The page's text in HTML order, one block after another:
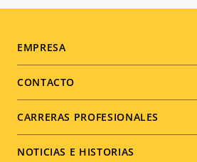
Footer
menu
EMPRESA
CONTACTO
CARRERAS PROFESIONALES
NOTICIAS E HISTORIAS